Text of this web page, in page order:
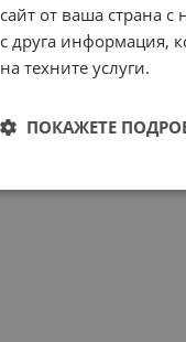
сайт от ваша страна
с друга информация,
на техните услуги.
ПОКАЖЕТЕ